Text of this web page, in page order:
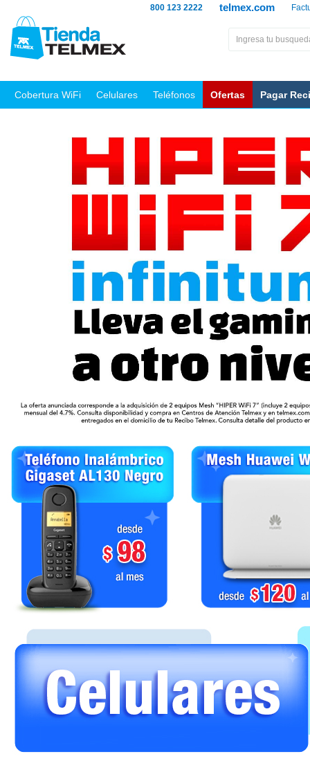
telmex.com
800 123 2222
Cobertura WiFi Celulares Teléfonos Ofertas Pagar